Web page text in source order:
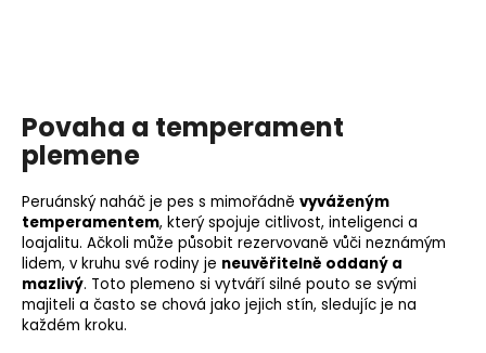
Povaha a temperament
plemene
Peruánský naháč je pes s mimořádně vyváženým
temperamentem, který spojuje citlivost, inteligenci a
loajalitu. Ačkoli může působit rezervovaně vůči neznámým
lidem, v kruhu své rodiny je neuvěřitelně oddaný a
mazlivý. Toto plemeno si vytváří silné pouto se svými
majiteli a často se chová jako jejich stín, sledujíc je na
každém kroku.